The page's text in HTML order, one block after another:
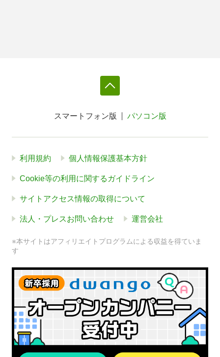
スマートフォン版 パソコン版
利用規約 個人情報保護基本方針
Cookie等の利用に関するガイドライン
サイトアクセス情報の取得について
法人・プレスお問い合わせ 運営会社
※本サイトはアフィリエイトプログラムによる収益を得ていま
す